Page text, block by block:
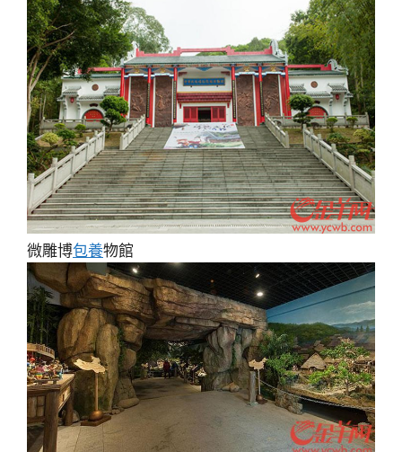
微雕博包養物館